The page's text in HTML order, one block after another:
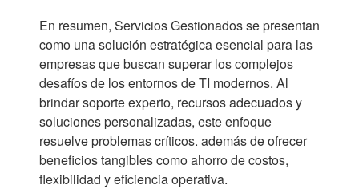
En resumen, Servicios Gestionados se presentan
como una solución estratégica esencial para las
empresas que buscan superar los complejos
desafíos de los entornos de TI modernos. Al
brindar soporte experto, recursos adecuados y
soluciones personalizadas, este enfoque
resuelve problemas críticos. además de ofrecer
beneficios tangibles como ahorro de costos,
flexibilidad y eficiencia operativa.